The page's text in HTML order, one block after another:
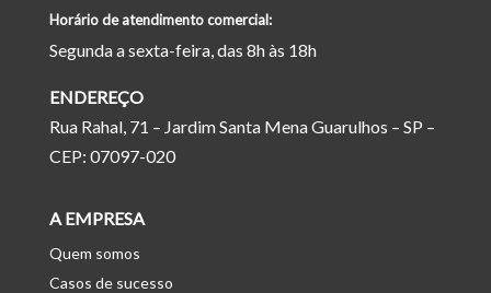
Horário de atendimento comercial:
Segunda a sexta-feira, das 8h às 18h
ENDEREÇO
Rua Rahal, 71 – Jardim Santa Mena Guarulhos – SP –
CEP: 07097-020
A EMPRESA
Quem somos
Casos de sucesso